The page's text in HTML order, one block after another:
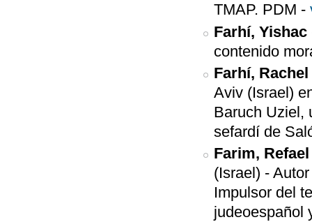
TMAP. PDM -
Farhí, Yishac
contenido
Farhí, Rachel
Aviv (Israel)
Baruch Uziel,
sefardí de
Farim, Refael
(Israel) -
Impulsor del
judeoespañol